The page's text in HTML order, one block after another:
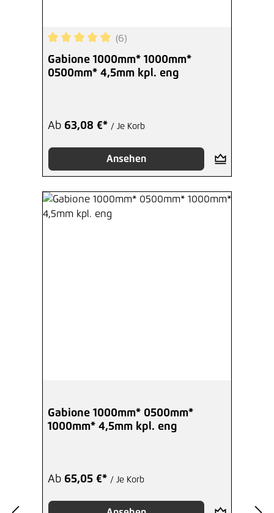
Durchschnittliche Bewertung von 5 von 5
(6)
Gabione 1000mm* 1000mm*
0500mm* 4,5mm kpl. eng
Ab 63,08 €* / Je Korb
Ansehen
Gabione 1000mm* 0500mm*
1000mm* 4,5mm kpl. eng
Ab 65,05 €* / Je Korb